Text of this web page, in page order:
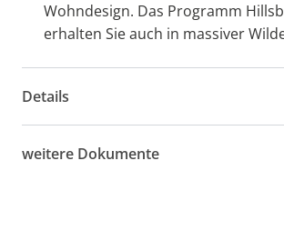
Wohndesign. Das Programm
erhalten Sie auch in massiver
Details
weitere Dokumente